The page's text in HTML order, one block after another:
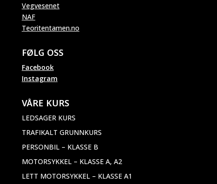
Vegvesenet
NAF
Teoritentamen.no
FØLG OSS
Facebook
Instagram
VÅRE KURS
LEDSAGER KURS
TRAFIKALT GRUNNKURS
PERSONBIL – KLASSE B
MOTORSYKKEL – KLASSE A, A2
LETT MOTORSYKKEL – KLASSE A1